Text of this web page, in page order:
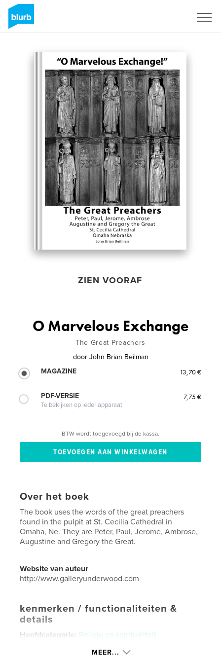
ZIEN VOORAF
O Marvelous Exchange
The Great Preachers
door John Brian Beilman
MAGAZINE
13,70 €
PDF-VERSIE
Te bekijken op ieder apparaat
7,75 €
BTW wordt toegevoegd bij de kassa.
Over het boek
The book uses the words of the great preachers
found in the pulpit at St. Cecilia Cathedral in
Omaha, Ne. They are Peter, Paul, Jerome, Ambrose,
Augustine and Gregory the Great.
Website van auteur
http://www.galleryunderwood.com
kenmerken / functionaliteiten &
details
Hoofdcategorie: Religie en spiritualiteit
Aanvullende categorieën Kunst & Fotografie
MEER...